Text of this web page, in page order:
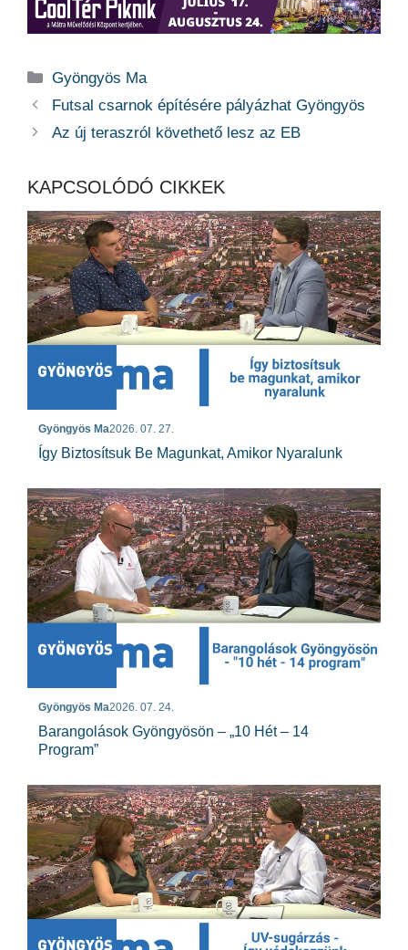
Kategória
Gyöngyös Ma
Futsal csarnok építésére pályázhat Gyöngyös
Az új teraszról követhető lesz az EB
KAPCSOLÓDÓ CIKKEK
Gyöngyös Ma2026. 07. 27.
Így Biztosítsuk Be Magunkat, Amikor Nyaralunk
Gyöngyös Ma2026. 07. 24.
Barangolások Gyöngyösön – „10 Hét – 14
Program”